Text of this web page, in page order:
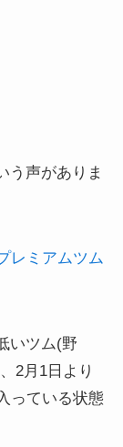
う声がありま
レミアムツム
いツム(野
2月1日より
っている状態